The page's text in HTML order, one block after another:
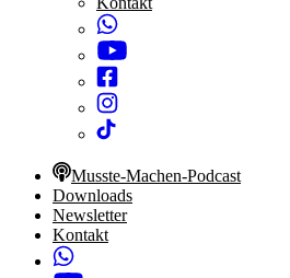
Musste-Machen-Podcast
Downloads
Newsletter
Kontakt